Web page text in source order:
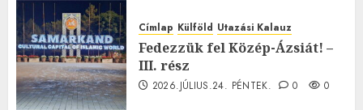
Címlap Külföld Utazási Kalauz
Fedezzük fel Közép-Ázsiát! –
III. rész
2026.JÚLIUS.24. PÉNTEK. 0 0